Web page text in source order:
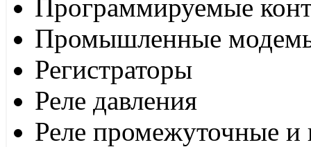
Программируемые
Промышленные
Регистраторы
Реле давления
Реле промежуточные и